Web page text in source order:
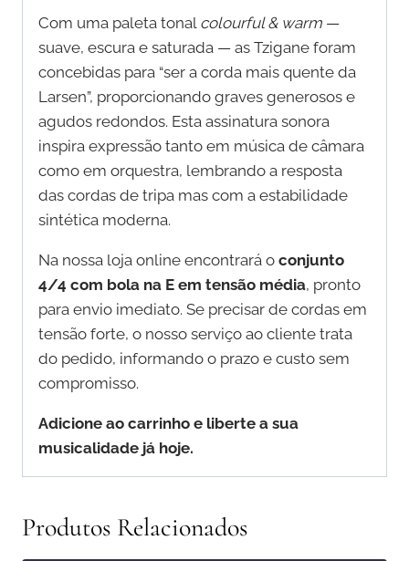
Com uma paleta tonal colourful & warm —
suave, escura e saturada — as Tzigane foram
concebidas para “ser a corda mais quente da
Larsen”, proporcionando graves generosos e
agudos redondos. Esta assinatura sonora
inspira expressão tanto em música de câmara
como em orquestra, lembrando a resposta
das cordas de tripa mas com a estabilidade
sintética moderna.
Na nossa loja online encontrará o conjunto
4/4 com bola na E em tensão média, pronto
para envio imediato. Se precisar de cordas em
tensão forte, o nosso serviço ao cliente trata
do pedido, informando o prazo e custo sem
compromisso.
Adicione ao carrinho e liberte a sua
musicalidade já hoje.
Produtos Relacionados